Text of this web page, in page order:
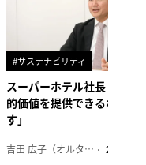
#サステナビリティ
スーパーホテル社長「地域
的価値を提供できるホテル
す」
吉田 広子（オルタナ輪番編集長） 2026年6